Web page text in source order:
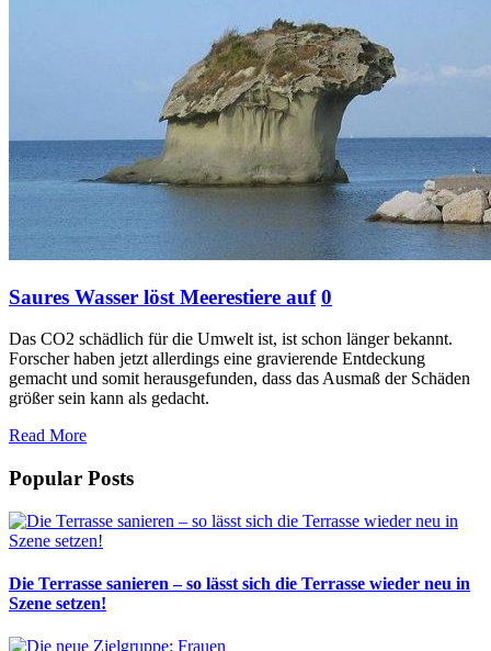
Saures Wasser löst Meerestiere auf 0
Das CO2 schädlich für die Umwelt ist, ist schon länger bekannt.
Forscher haben jetzt allerdings eine gravierende Entdeckung
gemacht und somit herausgefunden, dass das Ausmaß der Schäden
größer sein kann als gedacht.
Read More
Popular Posts
Die Terrasse sanieren – so lässt sich die Terrasse wieder neu in
Szene setzen!